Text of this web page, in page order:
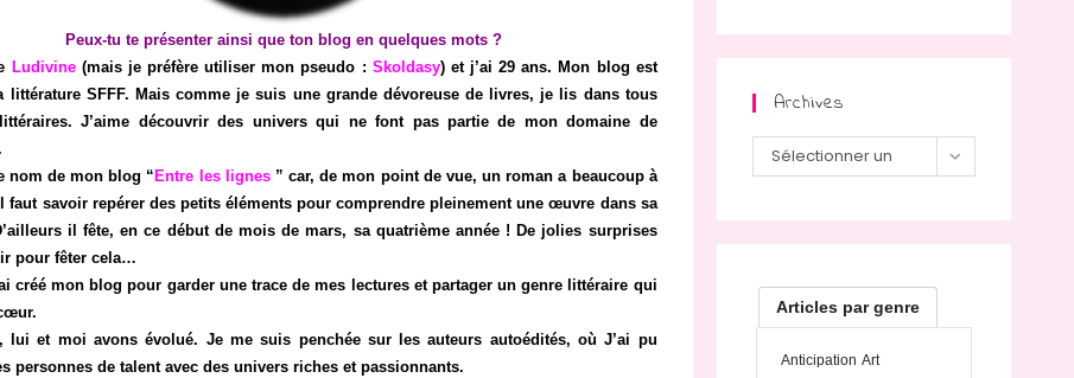
Peux-tu te présenter ainsi que ton blog en quelques mots ?
Ludivine(mais je préfère utiliser mon pseudo : Skoldasy) et j’ai 29 ans. Mon blog est
littérature SFFF. Mais comme je suis une grande dévoreuse de livres, je lis dans tous
J’aime découvrir des univers qui ne font pas partie de mon domaine de
nom de mon blog “Entre les lignes” car, de mon point de vue, un roman a beaucoup à
faut savoir repérer des petits éléments pour comprendre pleinement une œuvre dans sa
il fête, en ce début de mois de mars, sa quatrième année ! De jolies surprises
pour fêter cela…
créé mon blog pour garder une trace de mes lectures et partager un genre littéraire qui
lui et moi avons évolué. Je me suis penchée sur les auteurs autoédités, où J’ai pu
personnes de talent avec des univers riches et passionnants.
Archives
Archives
Sélectionner un
Articles par genre
Anticipation Art